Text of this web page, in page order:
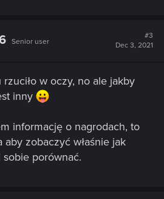
Senior user
#3
Dec 3, 2021
w oczy, no ale jakby
inny
informację o nagrodach, to
aby zobaczyć właśnie jak
sobie porównać.